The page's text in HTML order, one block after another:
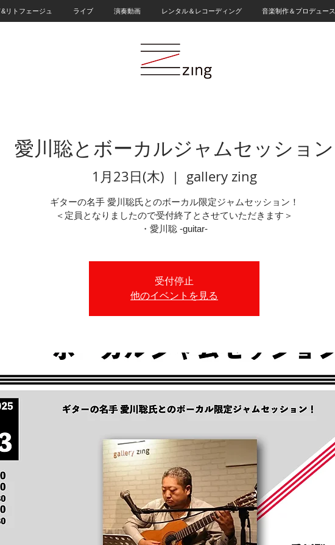
&リトフェージュ ライブ 演奏動画 レンタル＆レコーディング 音楽制作＆プロデュース
愛川聡とボーカルジャムセッション
1月23日(木)
  |
gallery zing
ギターの名手 愛川聡氏とのボーカル限定ジャムセッション！
＜定員となりましたので受付終了とさせていただきます＞
・愛川聡 -guitar-
受付停止
他のイベントを見る